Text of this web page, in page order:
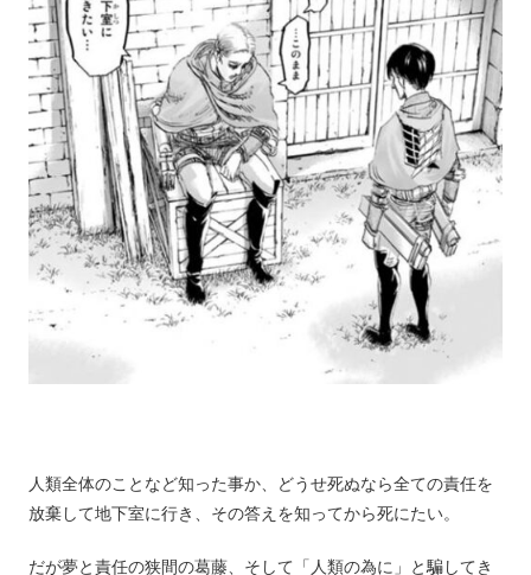
人類全体のことなど知った事か、どうせ死ぬなら全ての責任を
放棄して地下室に行き、その答えを知ってから死にたい。
だが夢と責任の狭間の葛藤、そして「人類の為に」と騙してき